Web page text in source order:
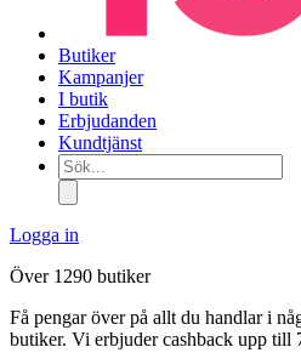
Butiker
Kampanjer
I butik
Erbjudanden
Kundtjänst
Sök...
Logga in
Över 1290 butiker
Få pengar över på allt du handlar i
butiker. Vi erbjuder cashback upp till